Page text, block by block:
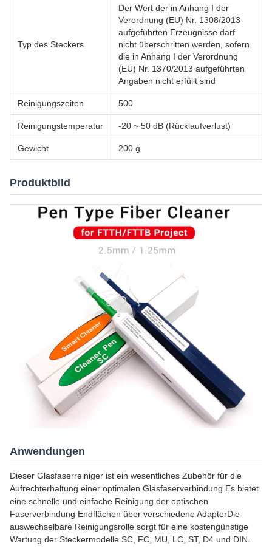
Typ des Steckers
Der Wert der in Anhang I der
Verordnung (EU) Nr. 1308/2013
aufgeführten Erzeugnisse darf
nicht überschritten werden, sofern
die in Anhang I der Verordnung
(EU) Nr. 1370/2013 aufgeführten
Angaben nicht erfüllt sind
Reinigungszeiten 500
Reinigungstemperatur -20 ~ 50 dB (Rücklaufverlust)
Gewicht 200 g
Produktbild
Anwendungen
Dieser Glasfaserreiniger ist ein wesentliches Zubehör für die
Aufrechterhaltung einer optimalen Glasfaserverbindung.Es bietet
eine schnelle und einfache Reinigung der optischen
Faserverbindung Endflächen über verschiedene AdapterDie
auswechselbare Reinigungsrolle sorgt für eine kostengünstige
Wartung der Steckermodelle SC, FC, MU, LC, ST, D4 und DIN.